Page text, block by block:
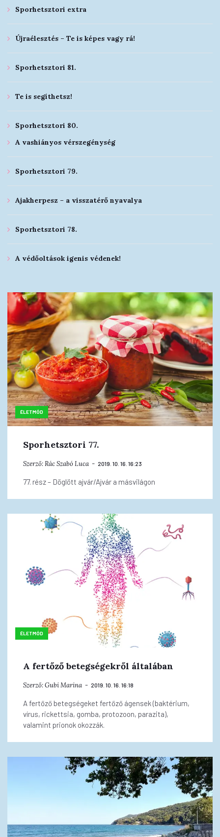
Sporhetsztori extra
Újraélesztés – Te is képes vagy rá!
Sporhetsztori 81.
Te is segíthetsz!
Sporhetsztori 80.
A vashiányos vérszegénység
Sporhetsztori 79.
Ajakherpesz – a visszatérő nyavalya
Sporhetsztori 78.
A védőoltások igenis védenek!
ÉLETMÓD
Sporhetsztori 77.
Szerző:Rác Szabó Luca 2019. 10. 16. 16:23
77. rész – Döglött ajvár/Ajvár a másvilágon
ÉLETMÓD
A fertőző betegségekről általában
Szerző:Gubi Marina 2019. 10. 16. 16:18
A fertőző betegségeket fertőző ágensek (baktérium,
vírus, rickettsia, gomba, protozoon, parazita),
valamint prionok okozzák.